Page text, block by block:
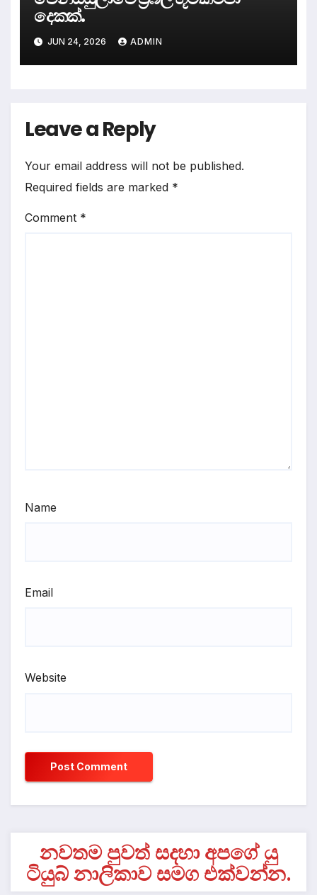
දෙකක්.
JUN 24, 2026 ADMIN
Leave a Reply
Your email address will not be published.
Required fields are marked *
Comment *
Name
Email
Website
නවතම පුවත් සදහා අපගේ යු
ටියුබ් නාලිකාව සමග එක්වන්න.